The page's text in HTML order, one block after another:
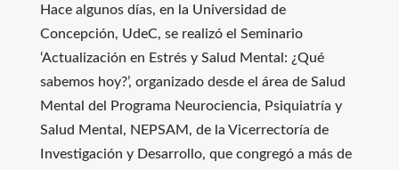
Hace algunos días, en la Universidad de
Concepción, UdeC, se realizó el Seminario
‘Actualización en Estrés y Salud Mental: ¿Qué
sabemos hoy?’, organizado desde el área de Salud
Mental del Programa Neurociencia, Psiquiatría y
Salud Mental, NEPSAM, de la Vicerrectoría de
Investigación y Desarrollo, que congregó a más de